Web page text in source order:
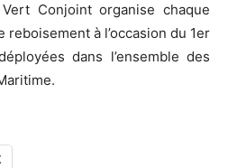
Conjoint organise chaque
reboisement à l’occasion du 1er
dans l’ensemble des